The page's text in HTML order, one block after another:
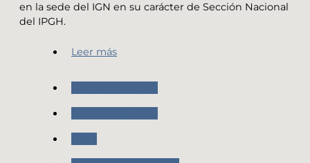
en la sede del IGN en su carácter de Sección Nacional
del IPGH.
Leer más